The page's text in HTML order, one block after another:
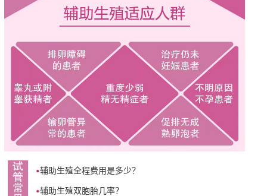
辅助生殖全程费用是多少？
辅助生殖双胞胎几率？